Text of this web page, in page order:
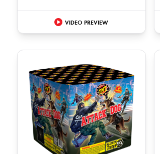
VIDEO PREVIEW